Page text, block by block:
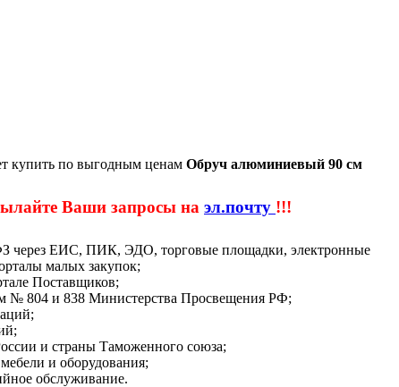
купить по выгодным ценам Обруч алюминиевый 90 см
Ваши запросы на эл.почту !!!
через ЕИС, ПИК, ЭДО, торговые площадки, электронные
малых закупок;
Поставщиков;
№ 804 и 838 Министерства Просвещения РФ;
и страны Таможенного союза;
и оборудования;
обслуживание.